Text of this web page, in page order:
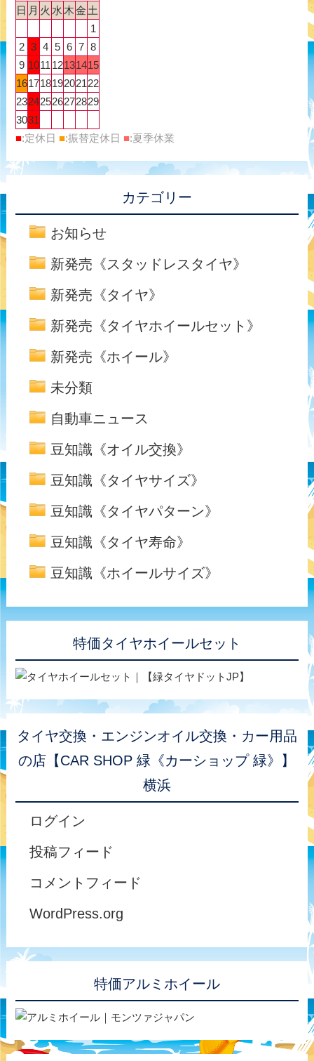
日 月 火 水 木金 土
1
2 3 4 5 6 7 8
9 1011 12131415
16171819202122
23242526272829
3031
■:定休日 ■:振替定休日 ■:夏季休業
カテゴリー
お知らせ
新発売《スタッドレスタイヤ》
新発売《タイヤ》
新発売《タイヤホイールセット》
新発売《ホイール》
未分類
自動車ニュース
豆知識《オイル交換》
豆知識《タイヤサイズ》
豆知識《タイヤパターン》
豆知識《タイヤ寿命》
豆知識《ホイールサイズ》
特価タイヤホイールセット
タイヤ交換・エンジンオイル交換・カー用品
の店【CAR SHOP 緑《カーショップ 緑》】
横浜
ログイン
投稿フィード
コメントフィード
WordPress.org
特価アルミホイール